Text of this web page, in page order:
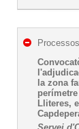
la zona
Lliteres,